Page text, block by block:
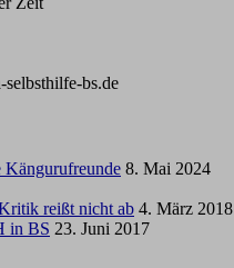
bs.de
Kängurufreunde 8. Mai 2024
reißt nicht ab 4. März 2018
in BS 23. Juni 2017